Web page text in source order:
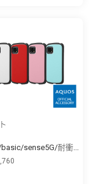
sense5G/耐衝...